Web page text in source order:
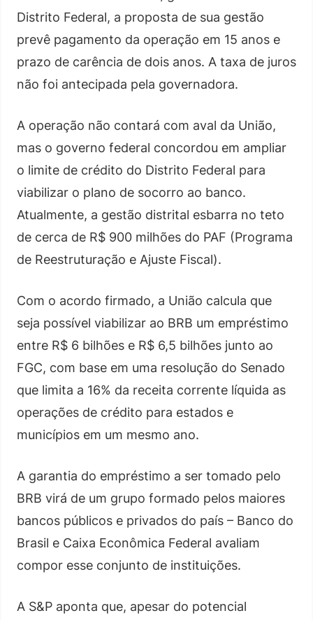
Distrito Federal, a proposta de sua gestão
prevê pagamento da operação em 15 anos e
prazo de carência de dois anos. A taxa de juros
não foi antecipada pela governadora.
A operação não contará com aval da União,
mas o governo federal concordou em ampliar
o limite de crédito do Distrito Federal para
viabilizar o plano de socorro ao banco.
Atualmente, a gestão distrital esbarra no teto
de cerca de R$ 900 milhões do PAF (Programa
de Reestruturação e Ajuste Fiscal).
Com o acordo firmado, a União calcula que
seja possível viabilizar ao BRB um empréstimo
entre R$ 6 bilhões e R$ 6,5 bilhões junto ao
FGC, com base em uma resolução do Senado
que limita a 16% da receita corrente líquida as
operações de crédito para estados e
municípios em um mesmo ano.
A garantia do empréstimo a ser tomado pelo
BRB virá de um grupo formado pelos maiores
bancos públicos e privados do país – Banco do
Brasil e Caixa Econômica Federal avaliam
compor esse conjunto de instituições.
A S&P aponta que, apesar do potencial